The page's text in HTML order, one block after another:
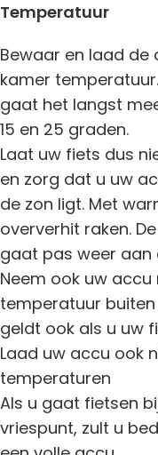
Temperatuur
Bewaar en laad de
kamer
gaat het langst
15 en 25 graden.
Laat uw fiets dus
en zorg dat u uw
de zon ligt. Met
oververhit raken.
gaat pas weer aan
Neem ook uw
temperatuur buiten
geldt ook als u uw
Laad uw accu ook
temperaturen
Als u gaat fietsen
vriespunt, zult u